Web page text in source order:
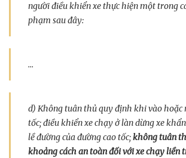
người điều khiển xe thực hiện một trong
phạm sau đây:
…
d) Không tuân thủ quy định khi vào hoặc
tốc; điều khiển xe chạy ở làn dừng xe
lề đường của đường cao tốc;không tuân
khoảng cách an toàn đối với xe chạy liền